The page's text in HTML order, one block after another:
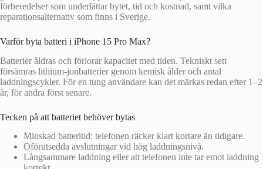
förberedelser som underlättar bytet, tid och kostnad, samt vilka
reparationsalternativ som finns i Sverige.
Varför byta batteri i iPhone 15 Pro Max?
Batterier åldras och förlorar kapacitet med tiden. Tekniskt sett
försämras lithium‑jonbatterier genom kemisk ålder och antal
laddningscykler. För en tung användare kan det märkas redan efter 1–2
år, för andra först senare.
Tecken på att batteriet behöver bytas
Minskad batteritid: telefonen räcker klart kortare än tidigare.
Oförutsedda avslutningar vid hög laddningsnivå.
Långsammare laddning eller att telefonen inte tar emot laddning